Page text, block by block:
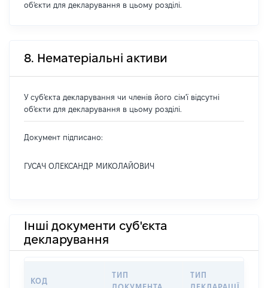
об'єкти для декларування в цьому розділі.
8. Нематеріальні активи
У суб'єкта декларування чи членів його сім'ї відсутні
об'єкти для декларування в цьому розділі.
Документ підписано:
ГУСАЧ ОЛЕКСАНДР МИКОЛАЙОВИЧ
Інші документи суб'єкта
декларування
КОД
ТИП
ТИП